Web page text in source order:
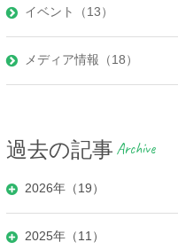
イベント（13）
メディア情報（18）
過去の記事 Archive
2026年（19）
2025年（11）